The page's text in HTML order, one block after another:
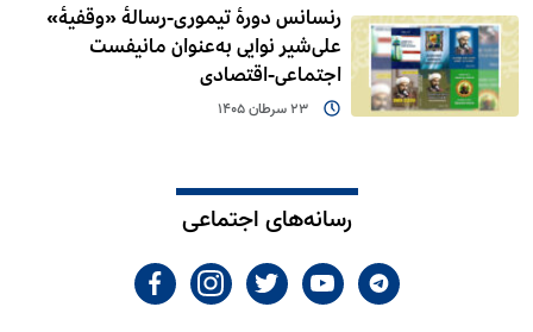
رنسانس دورۀ تیموری-رسالۀ «وقفیۀ»
علی‌شیر نوایی به‌عنوان مانیفست
اجتماعی-اقتصادی
23 سرطان 1405
رسانه‌های اجتماعی